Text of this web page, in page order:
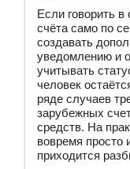
Если говорить
счёта само по
создавать
уведомлению и
учитывать
человек
ряде случаев
зарубежных
средств. На
вовремя просто
приходится